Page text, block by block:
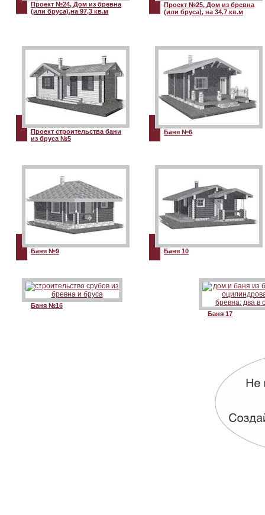
Проект №24, Дом из бревна
(или бруса),на 97,3 кв.м
Проект №25, Дом из бревна
(или бруса), на 34,7 кв.м
Проект строительства бани
из бруса №5
Баня №6
Баня №9 Баня 10
Баня №16
Баня 17